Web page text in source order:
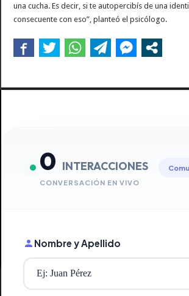
una cucha. Es decir, si te autopercibís de una
consecuente con eso”, planteó el psicólogo.
0 INTERACCIONES
CONVERSACIÓN EN VIVO
Nombre y Apellido